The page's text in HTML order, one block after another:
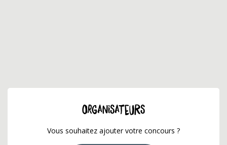
ORGANISATEURS
Vous souhaitez ajouter votre concours ?